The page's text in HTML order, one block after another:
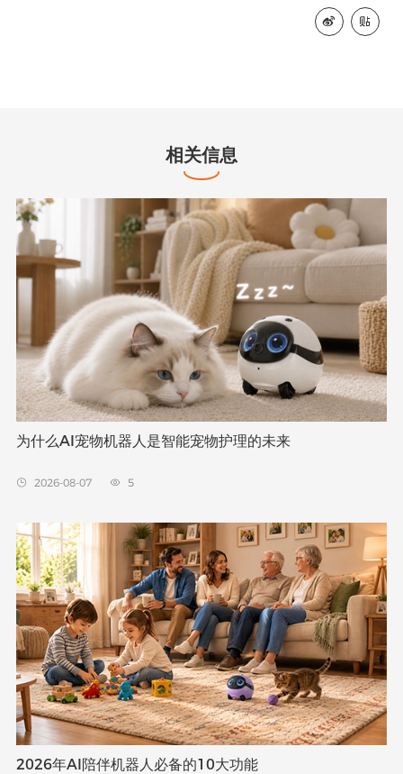
 
相关信息
为什么AI宠物机器人是智能宠物护理的未来
 2026-08-07  5
2026年AI陪伴机器人必备的10大功能